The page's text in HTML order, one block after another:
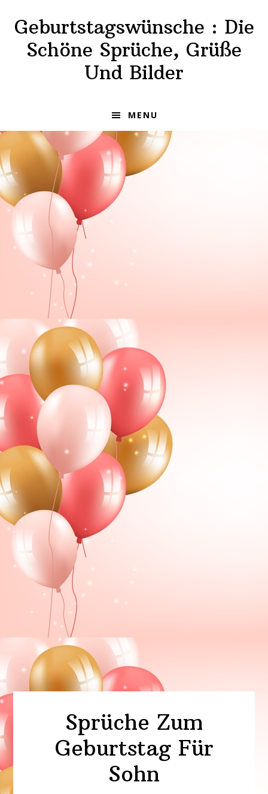
navigation
content
Geburtstagswünsche : Die
Schöne Sprüche, Grüße
Und Bilder
MENU
Sprüche Zum
Geburtstag Für
Sohn